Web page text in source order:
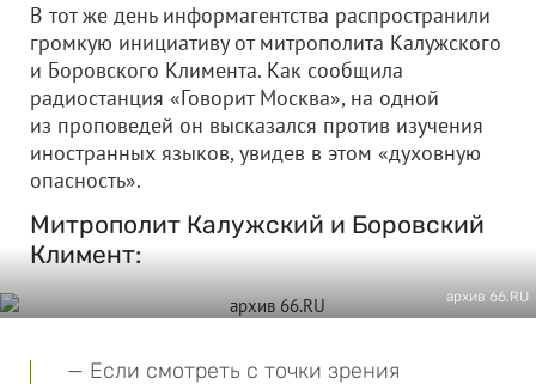
В тот же день информагентства распространили
громкую инициативу от митрополита Калужского
и Боровского Климента. Как сообщила
радиостанция «Говорит Москва», на одной
из проповедей он высказался против изучения
иностранных языков, увидев в этом «духовную
опасность».
Митрополит Калужский и Боровский
Климент:
архив 66.RU
— Если смотреть с точки зрения